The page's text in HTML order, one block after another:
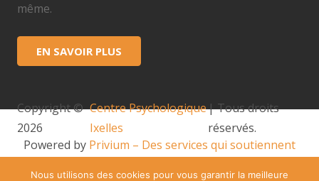
même.
EN SAVOIR PLUS
Copyright ©
2026
Centre Psychologique
Ixelles
| Tous droits
réservés.
Powered by Privium – Des services qui soutiennent
Nous utilisons des cookies pour vous garantir la meilleure